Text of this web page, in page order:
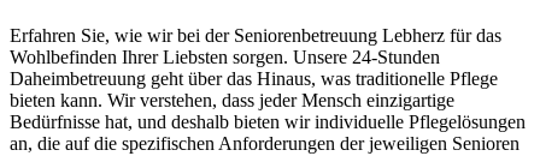
Erfahren Sie, wie wir bei der Seniorenbetreuung Lebherz für das
Wohlbefinden Ihrer Liebsten sorgen. Unsere 24-Stunden
Daheimbetreuung geht über das Hinaus, was traditionelle Pflege
bieten kann. Wir verstehen, dass jeder Mensch einzigartige
Bedürfnisse hat, und deshalb bieten wir individuelle Pflegelösungen
an, die auf die spezifischen Anforderungen der jeweiligen Senioren